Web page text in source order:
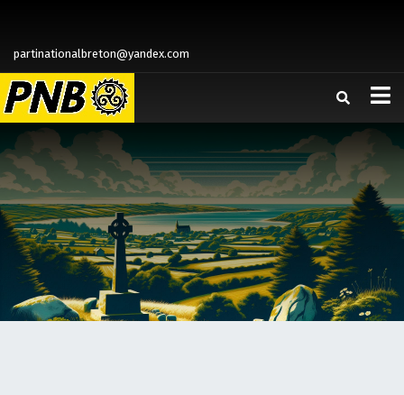
partinationalbreton@yandex.com